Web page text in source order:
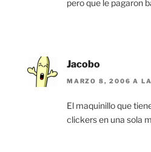
pero que le pagaron
Jacobo
MARZO 8, 2006 A
El maquinillo que
clickers en una sola